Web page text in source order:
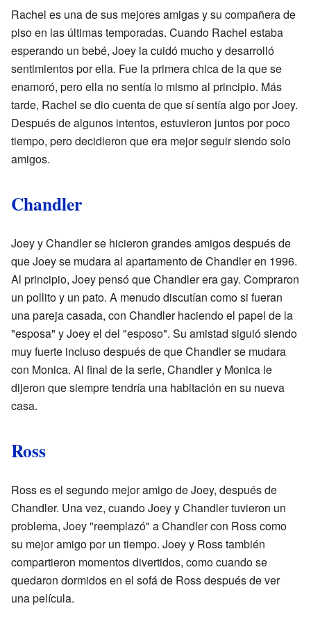
Rachel es una de sus mejores amigas y su compañera de
piso en las últimas temporadas. Cuando Rachel estaba
esperando un bebé, Joey la cuidó mucho y desarrolló
sentimientos por ella. Fue la primera chica de la que se
enamoró, pero ella no sentía lo mismo al principio. Más
tarde, Rachel se dio cuenta de que sí sentía algo por Joey.
Después de algunos intentos, estuvieron juntos por poco
tiempo, pero decidieron que era mejor seguir siendo solo
amigos.
Chandler
Joey y Chandler se hicieron grandes amigos después de
que Joey se mudara al apartamento de Chandler en 1996.
Al principio, Joey pensó que Chandler era gay. Compraron
un pollito y un pato. A menudo discutían como si fueran
una pareja casada, con Chandler haciendo el papel de la
"esposa" y Joey el del "esposo". Su amistad siguió siendo
muy fuerte incluso después de que Chandler se mudara
con Monica. Al final de la serie, Chandler y Monica le
dijeron que siempre tendría una habitación en su nueva
casa.
Ross
Ross es el segundo mejor amigo de Joey, después de
Chandler. Una vez, cuando Joey y Chandler tuvieron un
problema, Joey "reemplazó" a Chandler con Ross como
su mejor amigo por un tiempo. Joey y Ross también
compartieron momentos divertidos, como cuando se
quedaron dormidos en el sofá de Ross después de ver
una película.